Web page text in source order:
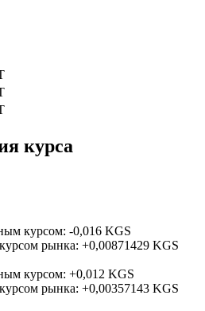
курса
курсом: -0,016 KGS
рынка: +0,00871429 KGS
курсом: +0,012 KGS
рынка: +0,00357143 KGS